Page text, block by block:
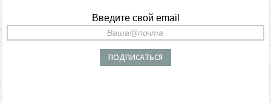
Введите свой email